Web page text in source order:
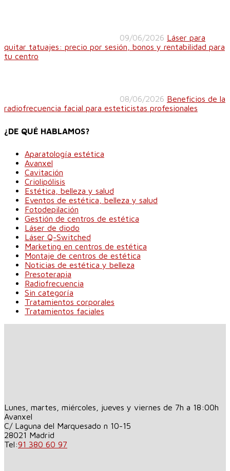
09/06/2026 Láser para
quitar tatuajes: precio por sesión, bonos y rentabilidad para
tu centro
08/06/2026 Beneficios de la
radiofrecuencia facial para esteticistas profesionales
¿DE QUÉ HABLAMOS?
Aparatología estética
Avanxel
Cavitación
Criolipólisis
Estética, belleza y salud
Eventos de estética, belleza y salud
Fotodepilación
Gestión de centros de estética
Láser de diodo
Láser Q-Switched
Marketing en centros de estética
Montaje de centros de estética
Noticias de estética y belleza
Presoterapia
Radiofrecuencia
Sin categoría
Tratamientos corporales
Tratamientos faciales
Lunes, martes, miércoles, jueves y viernes de 7h a 18:00h
Avanxel
C/ Laguna del Marquesado n 10-15
28021 Madrid
Tel:91 380 60 97